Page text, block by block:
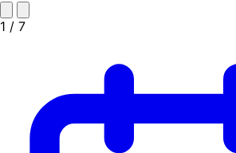
1 / 7